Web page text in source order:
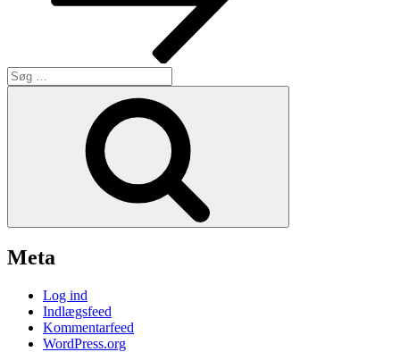
Søg
efter:
Meta
Log ind
Indlægsfeed
Kommentarfeed
WordPress.org